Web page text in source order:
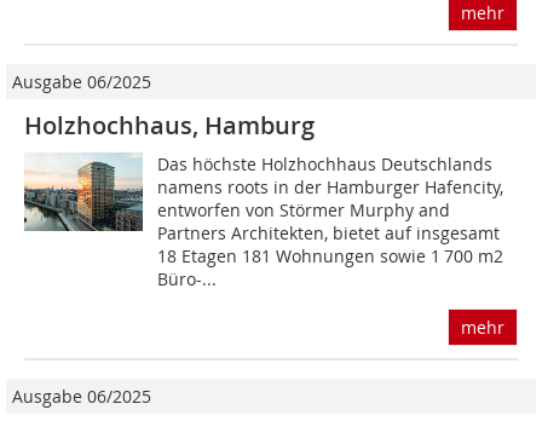
mehr
Ausgabe 06/2025
Holzhochhaus, Hamburg
Das höchste Holzhochhaus Deutschlands
namens roots in der Hamburger Hafencity,
entworfen von Störmer Murphy and
Partners Architekten, bietet auf insgesamt
18 Etagen 181 Wohnungen sowie 1 700 m2
Büro-...
mehr
Ausgabe 06/2025